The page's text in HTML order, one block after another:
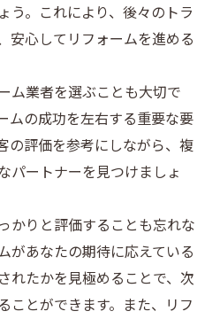
う。これにより、後々のトラ
安心してリフォームを進める
ム業者を選ぶことも大切で
ムの成功を左右する重要な要
の評価を参考にしながら、複
パートナーを見つけましょ
かりと評価することも忘れな
があなたの期待に応えている
れたかを見極めることで、次
ことができます。また、リフ